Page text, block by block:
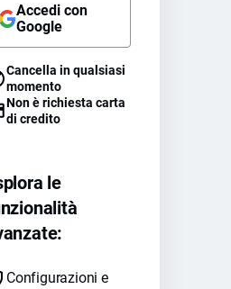
Accedi con
Google
Cancella in qualsiasi
momento
Non è richiesta carta
di credito
le
Configurazioni e